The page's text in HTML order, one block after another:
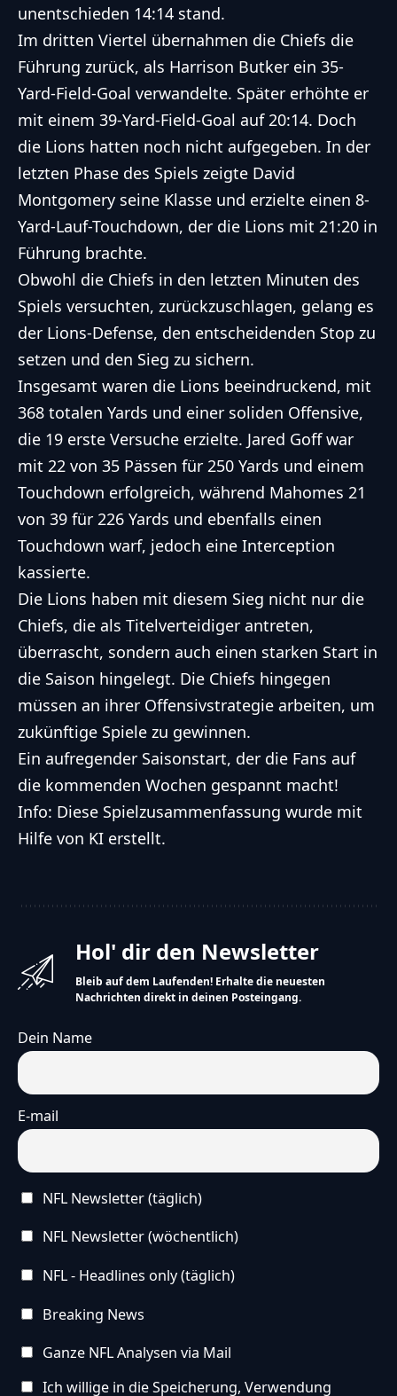
unentschieden 14:14 stand.
Im dritten Viertel übernahmen die Chiefs die
Führung zurück, als Harrison Butker ein 35-
Yard-Field-Goal verwandelte. Später erhöhte er
mit einem 39-Yard-Field-Goal auf 20:14. Doch
die Lions hatten noch nicht aufgegeben. In der
letzten Phase des Spiels zeigte David
Montgomery seine Klasse und erzielte einen 8-
Yard-Lauf-Touchdown, der die Lions mit 21:20 in
Führung brachte.
Obwohl die Chiefs in den letzten Minuten des
Spiels versuchten, zurückzuschlagen, gelang es
der Lions-Defense, den entscheidenden Stop zu
setzen und den Sieg zu sichern.
Insgesamt waren die Lions beeindruckend, mit
368 totalen Yards und einer soliden Offensive,
die 19 erste Versuche erzielte. Jared Goff war
mit 22 von 35 Pässen für 250 Yards und einem
Touchdown erfolgreich, während Mahomes 21
von 39 für 226 Yards und ebenfalls einen
Touchdown warf, jedoch eine Interception
kassierte.
Die Lions haben mit diesem Sieg nicht nur die
Chiefs, die als Titelverteidiger antreten,
überrascht, sondern auch einen starken Start in
die Saison hingelegt. Die Chiefs hingegen
müssen an ihrer Offensivstrategie arbeiten, um
zukünftige Spiele zu gewinnen.
Ein aufregender Saisonstart, der die Fans auf
die kommenden Wochen gespannt macht!
Info: Diese Spielzusammenfassung wurde mit
Hilfe von KI erstellt.
Hol' dir den Newsletter
Bleib auf dem Laufenden! Erhalte die neuesten
Nachrichten direkt in deinen Posteingang.
Dein Name
E-mail
NFL Newsletter (täglich)
NFL Newsletter (wöchentlich)
NFL - Headlines only (täglich)
Breaking News
Ganze NFL Analysen via Mail
Ich willige in die Speicherung, Verwendung